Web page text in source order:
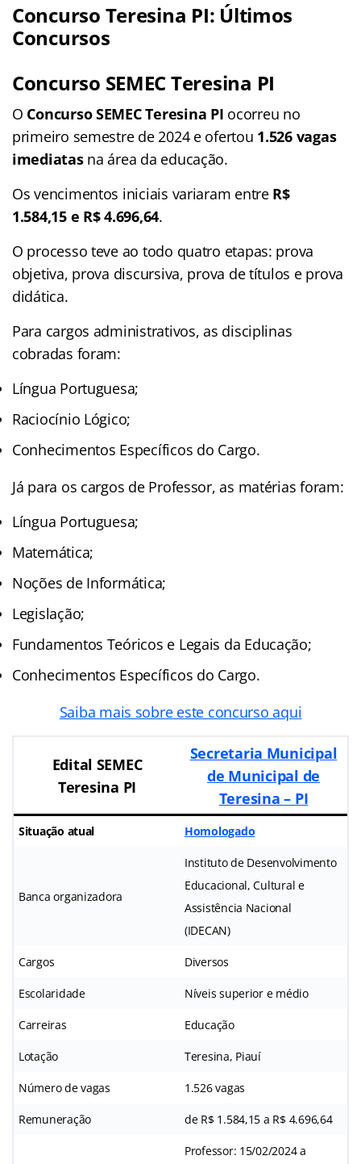
Concurso Teresina PI: Últimos
Concursos
Concurso SEMEC Teresina PI
O Concurso SEMEC Teresina PI ocorreu no
primeiro semestre de 2024 e ofertou 1.526 vagas
imediatasna área da educação.
Os vencimentos iniciais variaram entre R$
1.584,15 e R$ 4.696,64.
O processo teve ao todo quatro etapas: prova
objetiva, prova discursiva, prova de títulos e prova
didática.
Para cargos administrativos, as disciplinas
cobradas foram:
Língua Portuguesa;
Raciocínio Lógico;
Conhecimentos Específicos do Cargo.
Já para os cargos de Professor, as matérias foram:
Língua Portuguesa;
Matemática;
Noções de Informática;
Legislação;
Fundamentos Teóricos e Legais da Educação;
Conhecimentos Específicos do Cargo.
Saiba mais sobre este concurso aqui
Edital SEMEC
Teresina PI
Secretaria Municipal
de Municipal de
Teresina – PI
Situação atual Homologado
Banca organizadora
Instituto de Desenvolvimento
Educacional, Cultural e
Assistência Nacional
(IDECAN)
Cargos Diversos
Escolaridade Níveis superior e médio
Carreiras Educação
Lotação Teresina, Piauí
Número de vagas 1.526 vagas
Remuneração de R$ 1.584,15 a R$ 4.696,64
Professor: 15/02/2024 a